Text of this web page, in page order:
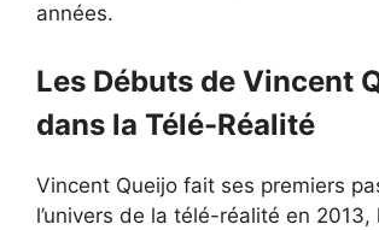
années.
Les Débuts de Vincent
dans la Télé-Réalité
Vincent Queijo fait ses premiers
l’univers de la télé-réalité en 2013,